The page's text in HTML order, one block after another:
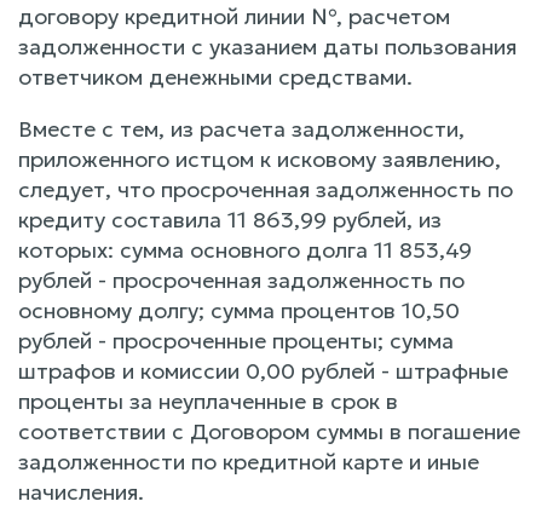
договору кредитной линии №, расчетом
задолженности с указанием даты пользования
ответчиком денежными средствами.
Вместе с тем, из расчета задолженности,
приложенного истцом к исковому заявлению,
следует, что просроченная задолженность по
кредиту составила 11 863,99 рублей, из
которых: сумма основного долга 11 853,49
рублей - просроченная задолженность по
основному долгу; сумма процентов 10,50
рублей - просроченные проценты; сумма
штрафов и комиссии 0,00 рублей - штрафные
проценты за неуплаченные в срок в
соответствии с Договором суммы в погашение
задолженности по кредитной карте и иные
начисления.